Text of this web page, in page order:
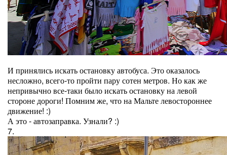
И принялись искать остановку автобуса. Это оказалось
несложно, всего-то пройти пару сотен метров. Но как же
непривычно все-таки было искать остановку на левой
стороне дороги! Помним же, что на Мальте левостороннее
движение! :)
А это - автозаправка. Узнали? :)
7.